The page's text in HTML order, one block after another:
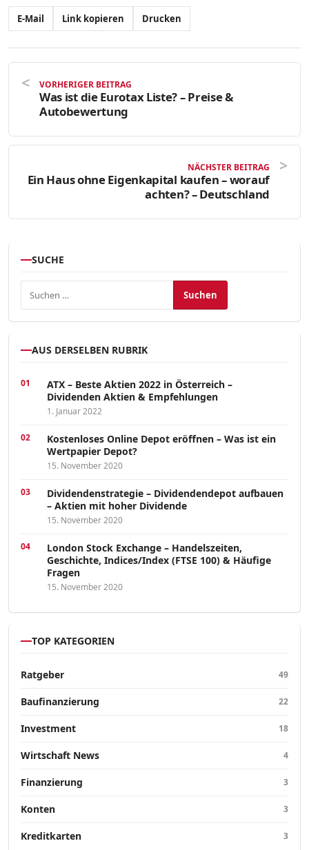
E-Mail Link kopieren Drucken
VORHERIGER BEITRAG
Was ist die Eurotax Liste? – Preise &
Autobewertung
NÄCHSTER BEITRAG
Ein Haus ohne Eigenkapital kaufen – worauf
achten? – Deutschland
SUCHE
Suchen nach:
AUS DERSELBEN RUBRIK
ATX – Beste Aktien 2022 in Österreich –
Dividenden Aktien & Empfehlungen
1. Januar 2022
Kostenloses Online Depot eröffnen – Was ist ein
Wertpapier Depot?
15. November 2020
Dividendenstrategie – Dividendendepot aufbauen
– Aktien mit hoher Dividende
15. November 2020
London Stock Exchange – Handelszeiten,
Geschichte, Indices/Index (FTSE 100) & Häufige
Fragen
15. November 2020
TOP KATEGORIEN
Ratgeber 49
Baufinanzierung 22
Investment 18
Wirtschaft News 4
Finanzierung 3
Konten 3
Kreditkarten 3